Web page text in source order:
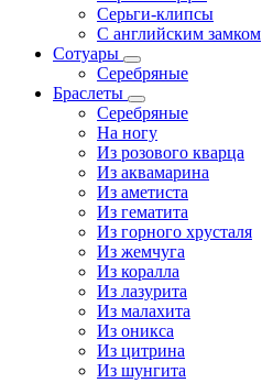
Серьги-клипсы
С английским замком
Сотуары
Серебряные
Браслеты
Серебряные
На ногу
Из розового кварца
Из аквамарина
Из аметиста
Из гематита
Из горного хрусталя
Из жемчуга
Из коралла
Из лазурита
Из малахита
Из оникса
Из цитрина
Из шунгита